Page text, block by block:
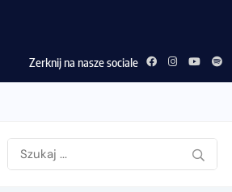
Zerknij na nasze sociale